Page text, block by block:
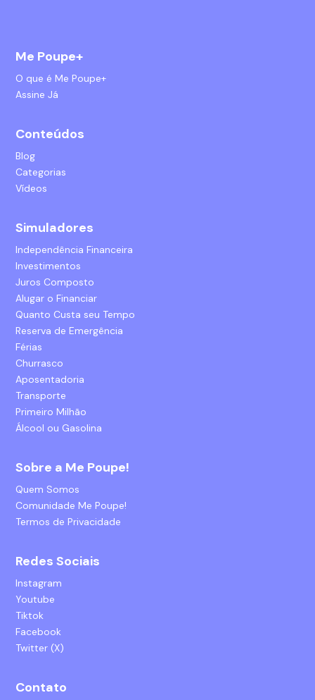
Me Poupe+
O que é Me Poupe+
Assine Já
Conteúdos
Blog
Categorias
Vídeos
Simuladores
Independência Financeira
Investimentos
Juros Composto
Alugar o Financiar
Quanto Custa seu Tempo
Reserva de Emergência
Férias
Churrasco
Aposentadoria
Transporte
Primeiro Milhão
Álcool ou Gasolina
Sobre a Me Poupe!
Quem Somos
Comunidade Me Poupe!
Termos de Privacidade
Redes Sociais
Instagram
Youtube
Tiktok
Facebook
Twitter (X)
Contato